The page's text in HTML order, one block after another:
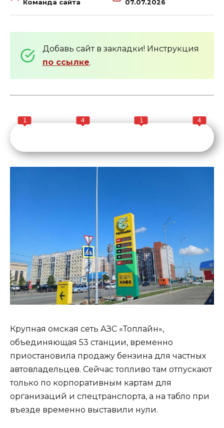
Команда сайта 07.07.2026
Добавь сайт в закладки! Инструкция
по ссылке.
1 4 1 4
Крупная омская сеть АЗС «Топлайн»,
объединяющая 53 станции, временно
приостановила продажу бензина для частных
автовладельцев. Сейчас топливо там отпускают
только по корпоративным картам для
организаций и спецтранспорта, а на табло при
въезде временно выставили нули.